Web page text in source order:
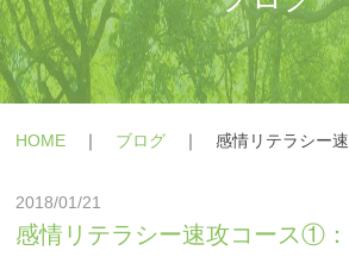
うつ病
躁うつ病
大人の発達障害(ASD・
ADHD)
メー
HOME ｜ ブログ ｜ 感情リテラシー
2018/01/21
感情リテラシー速攻コース①